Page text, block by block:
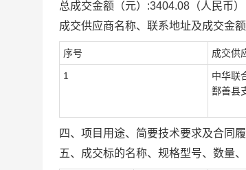
总成交金额（元）:3404.08 （人民币）
成交供应商名称、联系地址及成交金
序号 成交供
1
中华联
鄯善县
四、项目用途、简要技术要求及合同
五、成交标的名称、规格型号、数量